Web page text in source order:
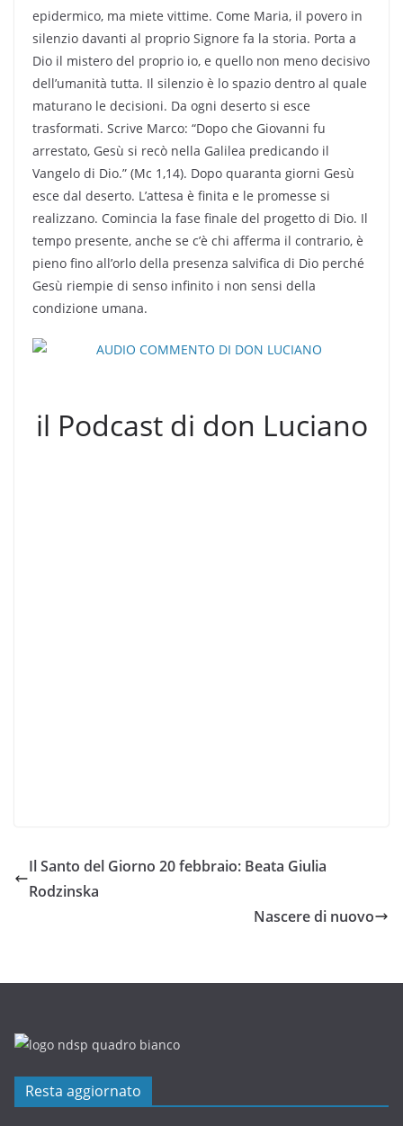
epidermico, ma miete vittime. Come Maria, il povero in
silenzio davanti al proprio Signore fa la storia. Porta a
Dio il mistero del proprio io, e quello non meno decisivo
dell’umanità tutta. Il silenzio è lo spazio dentro al quale
maturano le decisioni. Da ogni deserto si esce
trasformati. Scrive Marco: “Dopo che Giovanni fu
arrestato, Gesù si recò nella Galilea predicando il
Vangelo di Dio.” (Mc 1,14). Dopo quaranta giorni Gesù
esce dal deserto. L’attesa è finita e le promesse si
realizzano. Comincia la fase finale del progetto di Dio. Il
tempo presente, anche se c’è chi afferma il contrario, è
pieno fino all’orlo della presenza salvifica di Dio perché
Gesù riempie di senso infinito i non sensi della
condizione umana.
il Podcast di don Luciano
Il Santo del Giorno 20 febbraio: Beata Giulia
Rodzinska
Nascere di nuovo
Resta aggiornato